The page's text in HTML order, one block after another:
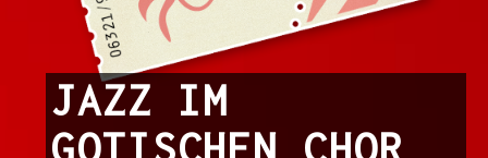
JAZZ IM
GOTISCHEN CHOR